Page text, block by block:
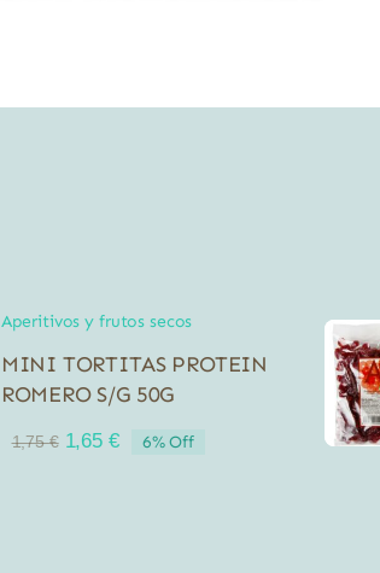
Aperitivos y frutos secos
MINI TORTITAS PROTEIN
ROMERO S/G 50G
1,75€ El
1,65 €El
6% Off